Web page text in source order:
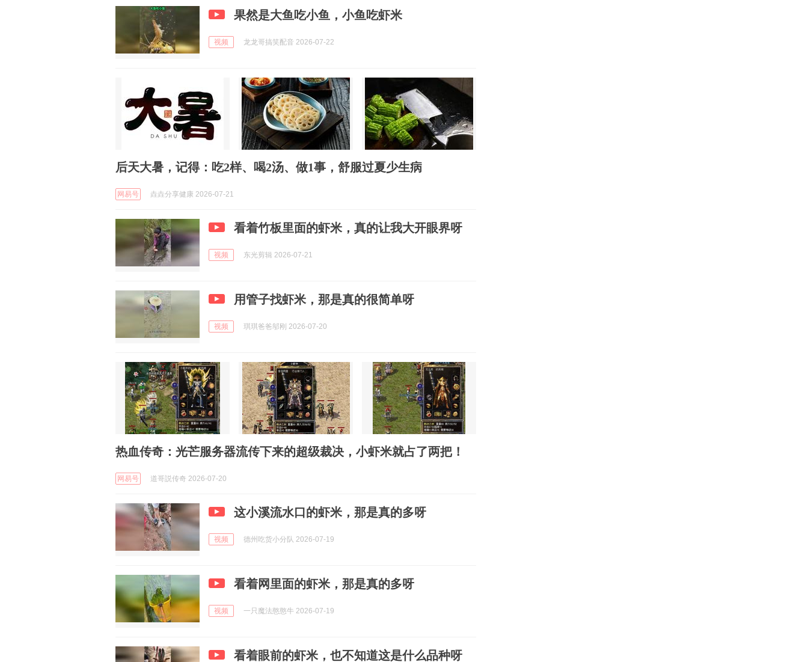
果然是大鱼吃小鱼，小鱼吃虾米
视频 龙龙哥搞笑配音 2026-07-22
后天大暑，记得：吃2样、喝2汤、做1事，舒服过夏少生病
网易号 垚垚分享健康 2026-07-21
看着竹板里面的虾米，真的让我大开眼界呀
视频 东光剪辑 2026-07-21
用管子找虾米，那是真的很简单呀
视频 琪琪爸爸邬刚 2026-07-20
热血传奇：光芒服务器流传下来的超级裁决，小虾米就占了两把！
网易号 道哥説传奇 2026-07-20
这小溪流水口的虾米，那是真的多呀
视频 德州吃货小分队 2026-07-19
看着网里面的虾米，那是真的多呀
视频 一只魔法憨憨牛 2026-07-19
看着眼前的虾米，也不知道这是什么品种呀